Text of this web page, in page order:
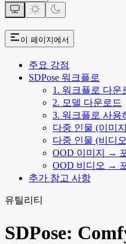
이 페이지에서
주요 강점
SDPose 워크플로
1. 워크플로 다운
2. 모델 다운로드
3. 워크플로 사용
다중 인물 (이미
다중 인물 (비디
OOD 이미지 →
OOD 비디오 →
추가 참고 사항
유틸리티
SDPose: